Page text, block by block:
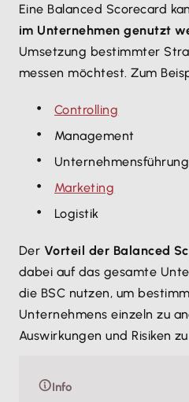
Eine Balanced Scorecard
im Unternehmen genutzt
Umsetzung bestimmter
messen möchtest. Zum
Controlling
Management
Unternehmensführung
Marketing
Logistik
Der Vorteil der Balanced
dabei auf das gesamte
die BSC nutzen, um
Unternehmens einzeln zu
Auswirkungen und Risiken
Info